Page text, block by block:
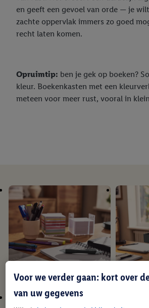
en geeft een gevoel van orde — je
zachte oppervlak immers zo goed
recht laten komen.
Opruimtip: ben je gek op boeken?
kleur. Boekenkasten met een
meteen voor meer rust, vooral in
Voor we verder gaan: kort over
van uw gegevens